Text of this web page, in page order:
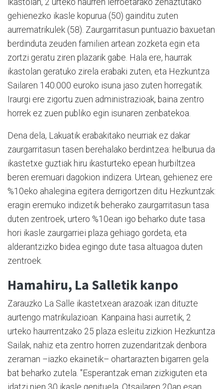
gehienezko ikasle kopurua (50) gainditu zuten
aurrematrikulek (58). Zaurgarritasun puntuazio baxuetan
berdinduta zeuden familien artean zozketa egin eta
zortzi geratu ziren plazarik gabe. Hala ere, haurrak
ikastolan geratuko zirela erabaki zuten, eta Hezkuntza
Sailaren 140.000 euroko isuna jaso zuten horregatik.
Iraurgi ere zigortu zuen administrazioak, baina zentro
horrek ez zuen publiko egin isunaren zenbatekoa.
Dena dela, Lakuatik erabakitako neurriak ez dakar
zaurgarritasun tasen berehalako berdintzea: helburua da
ikastetxe guztiak hiru ikasturteko epean hurbiltzea
beren eremuari dagokion indizera. Urtean, gehienez ere
%10eko ahalegina egitera derrigortzen ditu Hezkuntzak:
eragin eremuko indizetik beherako zaurgarritasun tasa
duten zentroek, urtero %10ean igo beharko dute tasa
hori ikasle zaurgarriei plaza gehiago gordeta, eta
alderantzizko bidea egingo dute tasa altuagoa duten
zentroek.
Hamahiru, La Salletik kanpo
Zarauzko La Salle ikastetxean arazoak izan dituzte
aurtengo matrikulazioan. Kanpaina hasi aurretik, 2
urteko haurrentzako 25 plaza esleitu zizkion Hezkuntza
Sailak, nahiz eta zentro horren zuzendaritzak denbora
zeraman –iazko ekainetik– ohartarazten bigarren gela
bat beharko zutela. "Esperantzak eman zizkiguten eta
idatzi nien 30 ikasle genituela. Otsailaren 20an esan